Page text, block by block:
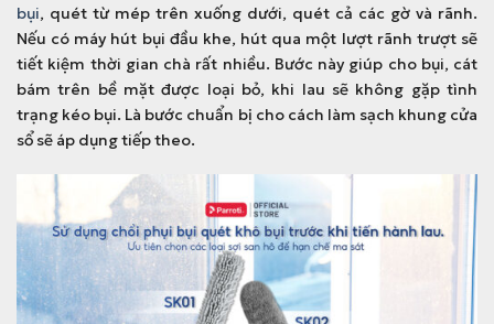
bụi, quét từ mép trên xuống dưới, quét cả các gờ và rãnh.
Nếu có máy hút bụi đầu khe, hút qua một lượt rãnh trượt sẽ
tiết kiệm thời gian chà rất nhiều. Bước này giúp cho bụi, cát
bám trên bề mặt được loại bỏ, khi lau sẽ không gặp tình
trạng kéo bụi. Là bước chuẩn bị cho cách làm sạch khung cửa
sổ sẽ áp dụng tiếp theo.